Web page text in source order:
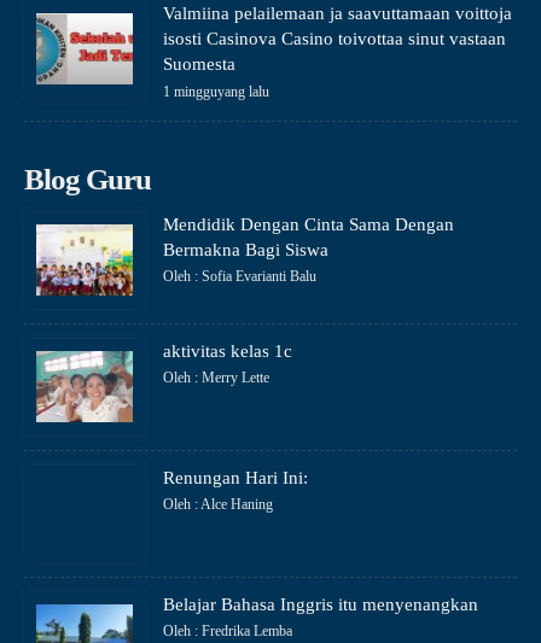
Valmiina pelailemaan ja saavuttamaan voittoja
isosti Casinova Casino toivottaa sinut vastaan
Suomesta
1 mingguyang lalu
Blog Guru
Mendidik Dengan Cinta Sama Dengan
Bermakna Bagi Siswa
Oleh : Sofia Evarianti Balu
aktivitas kelas 1c
Oleh : Merry Lette
Renungan Hari Ini:
Oleh : Alce Haning
Belajar Bahasa Inggris itu menyenangkan
Oleh : Fredrika Lemba